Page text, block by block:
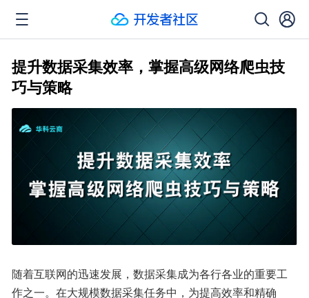
提升数据采集效率，掌握高级网络爬虫技
巧与策略
随着互联网的迅速发展，数据采集成为各行各业的重要工
作之一。在大规模数据采集任务中，为提高效率和精确